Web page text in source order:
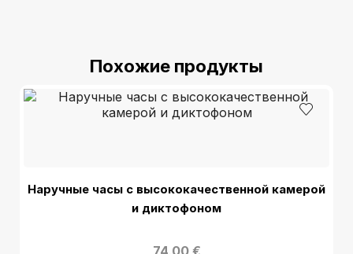
Похожие продукты
Наручные часы с высококачественной камерой
и диктофоном
74,00 €